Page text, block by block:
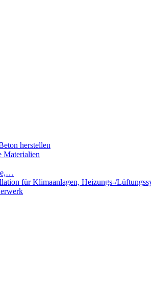
herstellen
Materialien
für Klimaanlagen, Heizungs-/